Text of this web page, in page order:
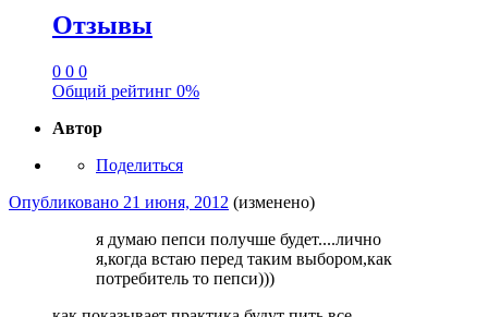
Отзывы
0 0 0
Общий рейтинг 0%
Автор
Поделиться
Опубликовано 21 июня, 2012 (изменено)
я думаю пепси получше будет....лично
я,когда встаю перед таким выбором,как
потребитель то пепси)))